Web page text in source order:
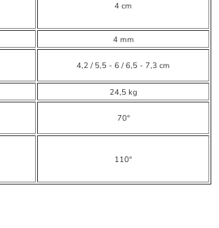
4 cm
4 mm
4,2 / 5,5 - 6 / 6,5 - 7,3 cm
24,5 kg
70°
110°